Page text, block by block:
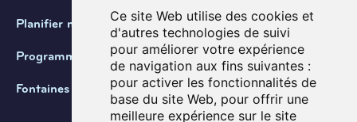
Ce site Web utilise des cookies et
d'autres technologies de suivi
pour améliorer votre expérience
de navigation aux fins suivantes :
pour activer les fonctionnalités de
base du site Web, pour offrir une
meilleure expérience sur le site
Planifier ma visite
Programmation
Fontaines de Belgique